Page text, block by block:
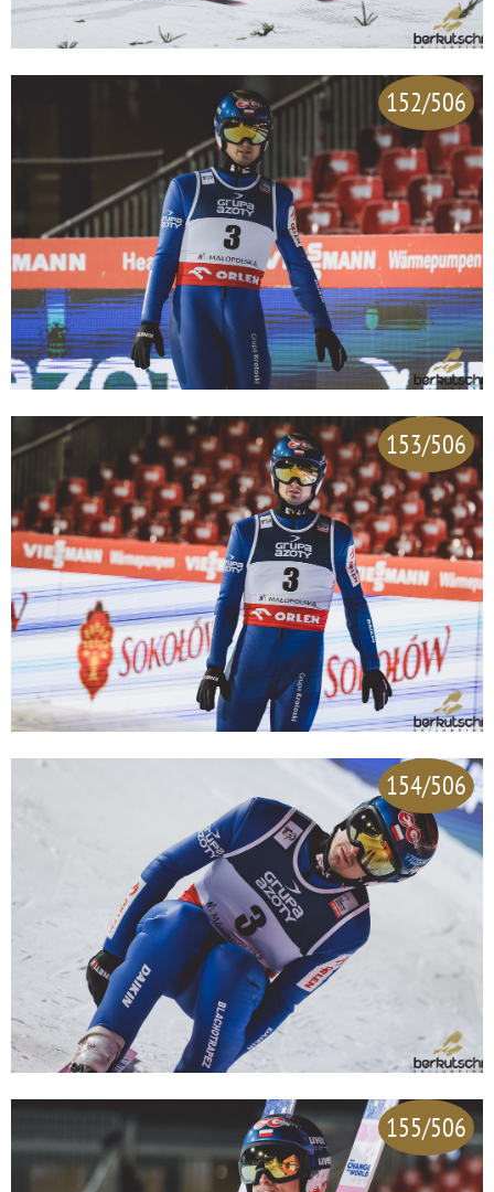
152/506
153/506
154/506
155/506